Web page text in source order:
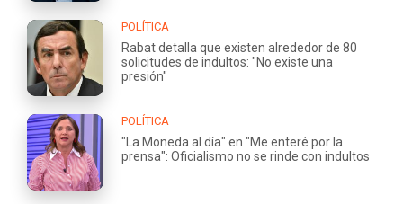
POLÍTICA
Rabat detalla que existen alrededor de 80
solicitudes de indultos: "No existe una
presión"
POLÍTICA
"La Moneda al día" en "Me enteré por la
prensa": Oficialismo no se rinde con indultos